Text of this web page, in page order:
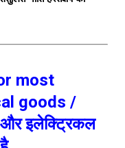
most
goods /
और इलेक्ट्रिकल